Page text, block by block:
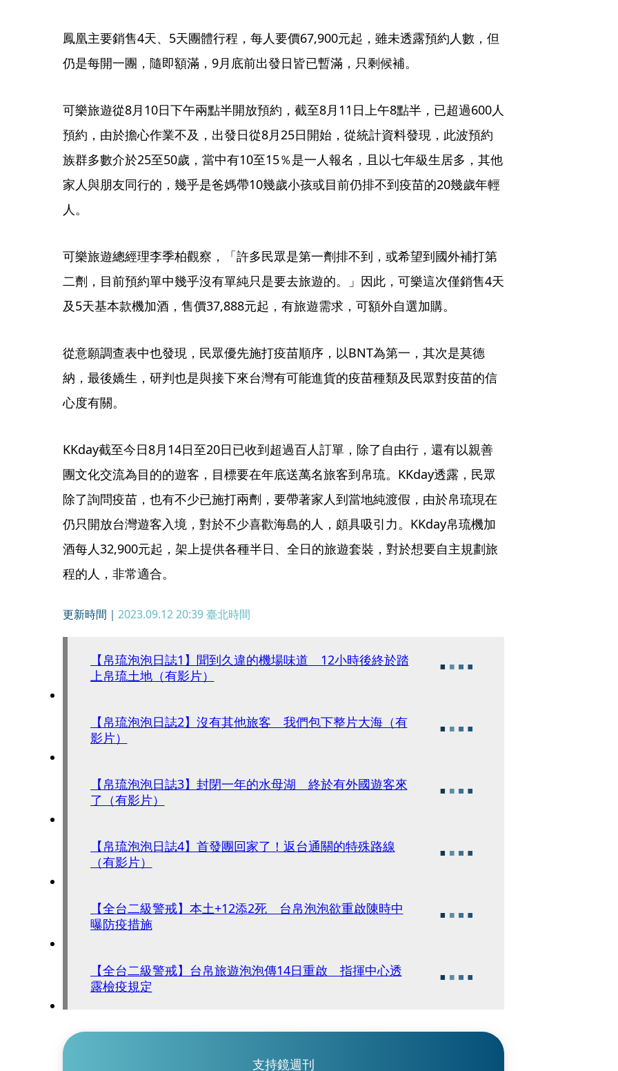
鳳凰主要銷售4天、5天團體行程，每人要價67,900元起，雖未透露預約人數，但
仍是每開一團，隨即額滿，9月底前出發日皆已暫滿，只剩候補。
可樂旅遊從8月10日下午兩點半開放預約，截至8月11日上午8點半，已超過600人
預約，由於擔心作業不及，出發日從8月25日開始，從統計資料發現，此波預約
族群多數介於25至50歲，當中有10至15％是一人報名，且以七年級生居多，其他
家人與朋友同行的，幾乎是爸媽帶10幾歲小孩或目前仍排不到疫苗的20幾歲年輕
人。
可樂旅遊總經理李季柏觀察，「許多民眾是第一劑排不到，或希望到國外補打第
二劑，目前預約單中幾乎沒有單純只是要去旅遊的。」因此，可樂這次僅銷售4天
及5天基本款機加酒，售價37,888元起，有旅遊需求，可額外自選加購。
從意願調查表中也發現，民眾優先施打疫苗順序，以BNT為第一，其次是莫德
納，最後嬌生，研判也是與接下來台灣有可能進貨的疫苗種類及民眾對疫苗的信
心度有關。
KKday截至今日8月14日至20日已收到超過百人訂單，除了自由行，還有以親善
團文化交流為目的的遊客，目標要在年底送萬名旅客到帛琉。KKday透露，民眾
除了詢問疫苗，也有不少已施打兩劑，要帶著家人到當地純渡假，由於帛琉現在
仍只開放台灣遊客入境，對於不少喜歡海島的人，頗具吸引力。KKday帛琉機加
酒每人32,900元起，架上提供各種半日、全日的旅遊套裝，對於想要自主規劃旅
程的人，非常適合。
更新時間｜ 2023.09.12 20:39臺北時間
【帛琉泡泡日誌1】聞到久違的機場味道 12小時後終於踏
上帛琉土地（有影片）
【帛琉泡泡日誌2】沒有其他旅客 我們包下整片大海（有
影片）
【帛琉泡泡日誌3】封閉一年的水母湖 終於有外國遊客來
了（有影片）
【帛琉泡泡日誌4】首發團回家了！返台通關的特殊路線
（有影片）
【全台二級警戒】本土+12添2死 台帛泡泡欲重啟陳時中
曝防疫措施
【全台二級警戒】台帛旅遊泡泡傳14日重啟 指揮中心透
露檢疫規定
支持鏡週刊